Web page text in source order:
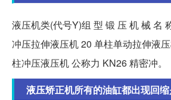
液压机类(代号Y)组 型 锻 压 机 械 名
冲压拉伸液压机 20 单柱单动拉伸液
柱冲压液压机 公称力 KN26 精密冲。
液压矫正机所有的油缸都出现回